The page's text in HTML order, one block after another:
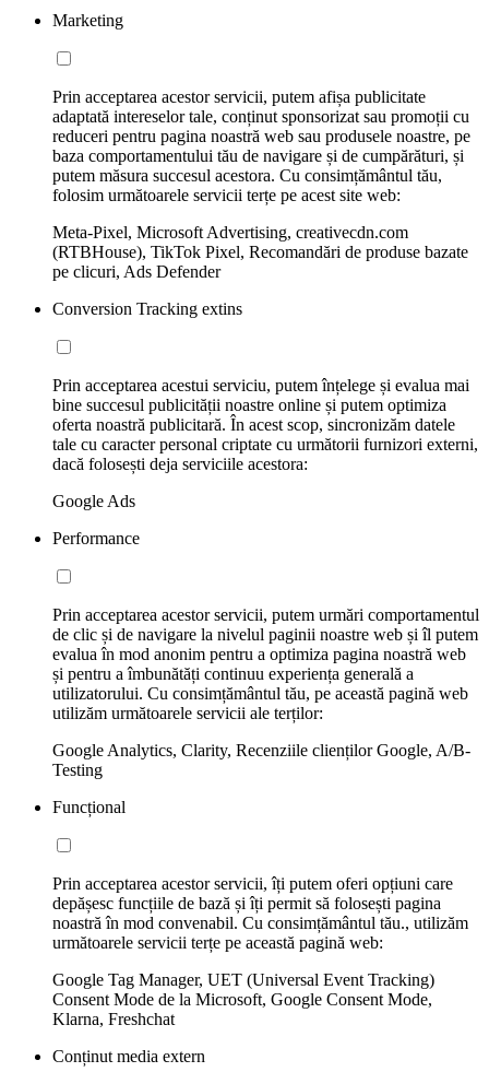
Marketing
Prin acceptarea acestor servicii, putem afișa publicitate
adaptată intereselor tale, conținut sponsorizat sau promoții cu
reduceri pentru pagina noastră web sau produsele noastre, pe
baza comportamentului tău de navigare și de cumpărături, și
putem măsura succesul acestora. Cu consimțământul tău,
folosim următoarele servicii terțe pe acest site web:
Meta-Pixel, Microsoft Advertising, creativecdn.com
(RTBHouse), TikTok Pixel, Recomandări de produse bazate
pe clicuri, Ads Defender
Conversion Tracking extins
Prin acceptarea acestui serviciu, putem înțelege și evalua mai
bine succesul publicității noastre online și putem optimiza
oferta noastră publicitară. În acest scop, sincronizăm datele
tale cu caracter personal criptate cu următorii furnizori externi,
dacă folosești deja serviciile acestora:
Google Ads
Performance
Prin acceptarea acestor servicii, putem urmări comportamentul
de clic și de navigare la nivelul paginii noastre web și îl putem
evalua în mod anonim pentru a optimiza pagina noastră web
și pentru a îmbunătăți continuu experiența generală a
utilizatorului. Cu consimțământul tău, pe această pagină web
utilizăm următoarele servicii ale terților:
Google Analytics, Clarity, Recenziile clienților Google, A/B-
Testing
Funcțional
Prin acceptarea acestor servicii, îți putem oferi opțiuni care
depășesc funcțiile de bază și îți permit să folosești pagina
noastră în mod convenabil. Cu consimțământul tău., utilizăm
următoarele servicii terțe pe această pagină web:
Google Tag Manager, UET (Universal Event Tracking)
Consent Mode de la Microsoft, Google Consent Mode,
Klarna, Freshchat
Conținut media extern